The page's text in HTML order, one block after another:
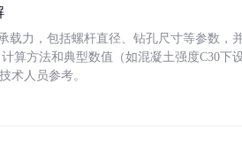
载力，包括螺杆直径、钻孔尺寸等参数，
算方法和典型数值（如混凝土强度C30下
术人员参考。